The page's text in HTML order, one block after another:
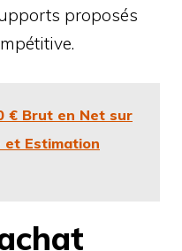
proposés
€ Brut en Net sur
et Estimation